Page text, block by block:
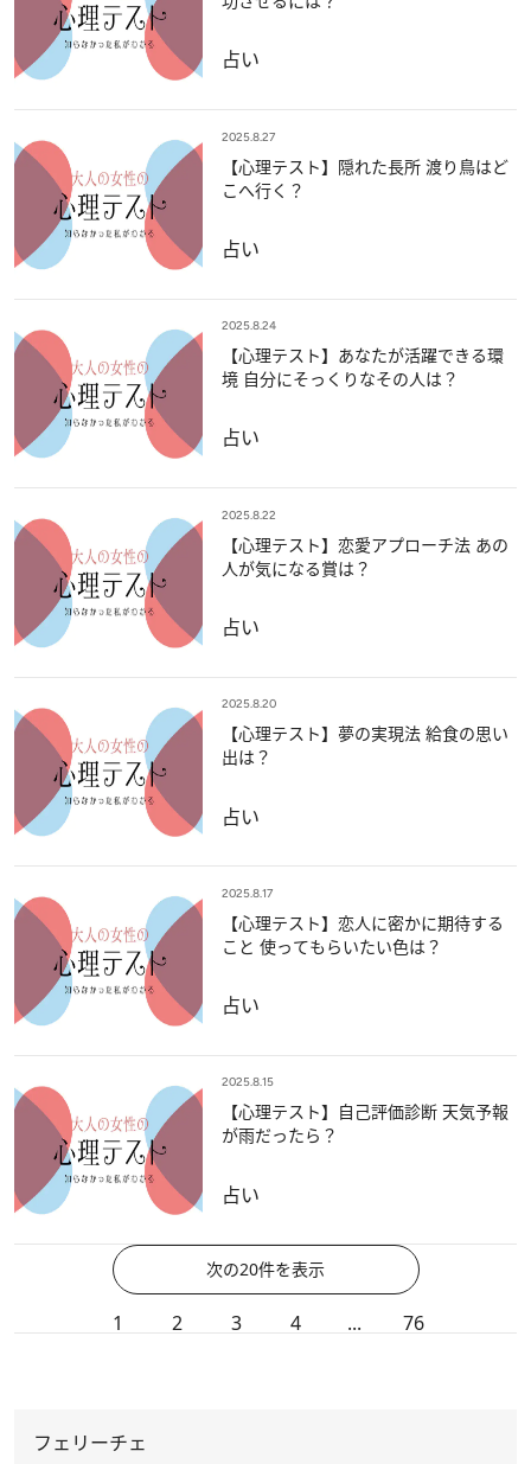
占い
2025.8.27
【心理テスト】隠れた長所 渡り鳥はど
こへ行く？
占い
2025.8.24
【心理テスト】あなたが活躍できる環
境 自分にそっくりなその人は？
占い
2025.8.22
【心理テスト】恋愛アプローチ法 あの
人が気になる賞は？
占い
2025.8.20
【心理テスト】夢の実現法 給食の思い
出は？
占い
2025.8.17
【心理テスト】恋人に密かに期待する
こと 使ってもらいたい色は？
占い
2025.8.15
【心理テスト】自己評価診断 天気予報
が雨だったら？
占い
次の20件を表示
1 2 3 4 ... 76
フェリーチェ